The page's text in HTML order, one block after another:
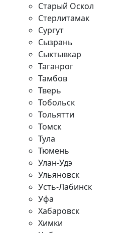
Старый Оскол
Стерлитамак
Сургут
Сызрань
Сыктывкар
Таганрог
Тамбов
Тверь
Тобольск
Тольятти
Томск
Тула
Тюмень
Улан-Удэ
Ульяновск
Усть-Лабинск
Уфа
Хабаровск
Химки